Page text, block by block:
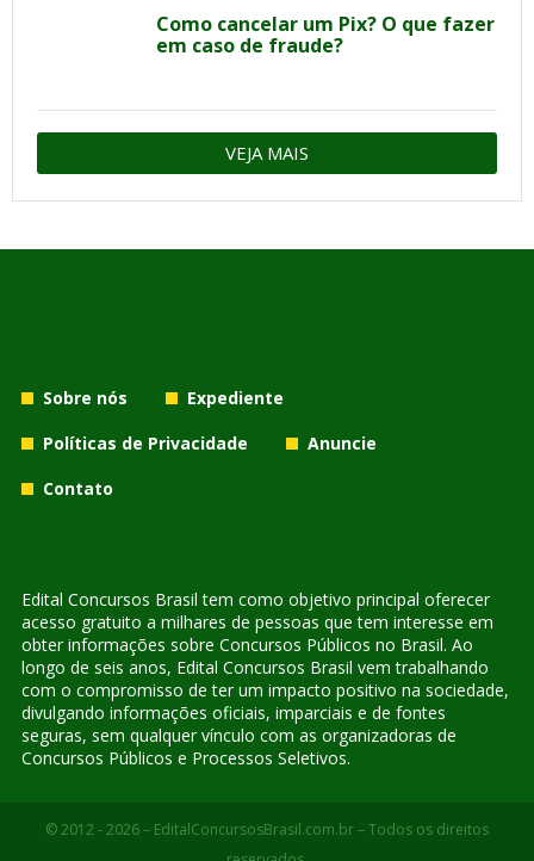
Como cancelar um Pix? O que fazer
em caso de fraude?
VEJA MAIS
Sobre nós
Expediente
Políticas de Privacidade
Anuncie
Contato
Edital Concursos Brasil tem como objetivo principal oferecer
acesso gratuito a milhares de pessoas que tem interesse em
obter informações sobre Concursos Públicos no Brasil. Ao
longo de seis anos, Edital Concursos Brasil vem trabalhando
com o compromisso de ter um impacto positivo na sociedade,
divulgando informações oficiais, imparciais e de fontes
seguras, sem qualquer vínculo com as organizadoras de
Concursos Públicos e Processos Seletivos.
© 2012 - 2026 – EditalConcursosBrasil.com.br – Todos os direitos